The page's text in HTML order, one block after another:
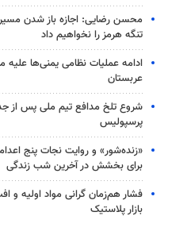
محسن رضایی: اجازه باز شدن
تنگه هرمز را نخواهیم داد
ادامه عملیات نظامی یمنی‌ها علیه
عربستان
شروع تلخ مدافع تیم ملی پس از
پرسپولیس
«زنده‌شور» و روایت نجات پنج
برای بخشش در آخرین شب زندگی
فشار هم‌زمان گرانی مواد اولیه و
بازار پلاستیک